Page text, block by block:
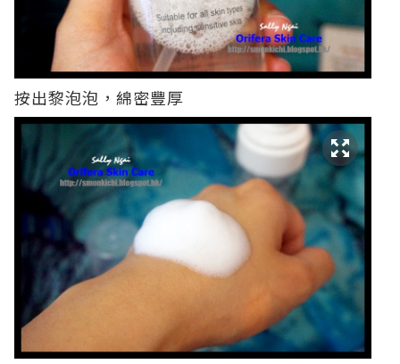
按出黎泡泡，綿密豐厚